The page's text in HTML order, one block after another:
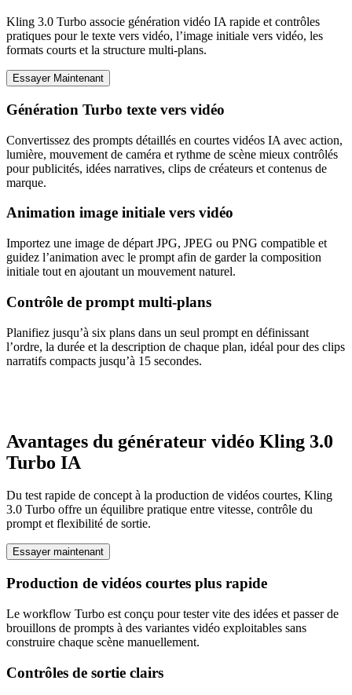
Kling 3.0 Turbo associe génération vidéo IA rapide et contrôles
pratiques pour le texte vers vidéo, l’image initiale vers vidéo, les
formats courts et la structure multi-plans.
Essayer Maintenant
Génération Turbo texte vers vidéo
Convertissez des prompts détaillés en courtes vidéos IA avec action,
lumière, mouvement de caméra et rythme de scène mieux contrôlés
pour publicités, idées narratives, clips de créateurs et contenus de
marque.
Animation image initiale vers vidéo
Importez une image de départ JPG, JPEG ou PNG compatible et
guidez l’animation avec le prompt afin de garder la composition
initiale tout en ajoutant un mouvement naturel.
Contrôle de prompt multi-plans
Planifiez jusqu’à six plans dans un seul prompt en définissant
l’ordre, la durée et la description de chaque plan, idéal pour des clips
narratifs compacts jusqu’à 15 secondes.
Avantages du générateur vidéo Kling 3.0
Turbo IA
Du test rapide de concept à la production de vidéos courtes, Kling
3.0 Turbo offre un équilibre pratique entre vitesse, contrôle du
prompt et flexibilité de sortie.
Essayer maintenant
Production de vidéos courtes plus rapide
Le workflow Turbo est conçu pour tester vite des idées et passer de
brouillons de prompts à des variantes vidéo exploitables sans
construire chaque scène manuellement.
Contrôles de sortie clairs